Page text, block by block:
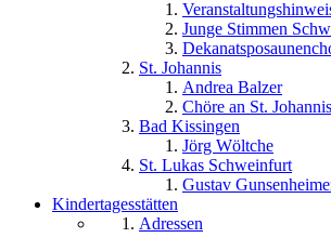
Junge Stimmen
St. Johannis
Andrea Balzer
Chöre an St. Johannis
Bad Kissingen
Jörg Wöltche
St. Lukas Schweinfurt
Gustav
Kindertagesstätten
Adressen